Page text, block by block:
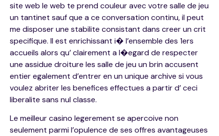
site web le web te prend couleur avec votre salle de jeu
un tantinet sauf que a ce conversation continu, il peut
me disposer une stabilite consistant dans creer un crit
specifique. Il est enrichissant i� l’ensemble des 1ers
accueils alors qu’ clairement a l�egard de respecter
une assidue droiture les salle de jeu un brin accusent
entier egalement d’entrer en un unique archive si vous
voulez abriter les benefices effectues a partir d’ ceci
liberalite sans nul classe.
Le meilleur casino legerement se apercoive non
seulement parmi l’opulence de ses offres avantageuses